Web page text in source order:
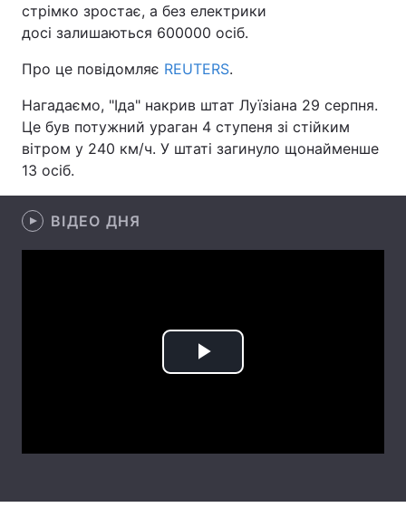
Україна Політика
Світ
Спорт Наука
Техно і зв'язок
Зброя
Здоров'я
стрімко зростає, а без електрики
досі залишаються 600000 осіб.
Про це повідомляє REUTERS.
Нагадаємо, "Іда" накрив штат Луїзіана 29 серпня.
Це був потужний ураган 4 ступеня зі стійким
вітром у 240 км/ч. У штаті загинуло щонайменше
13 осіб.
ВІДЕО ДНЯ
Play